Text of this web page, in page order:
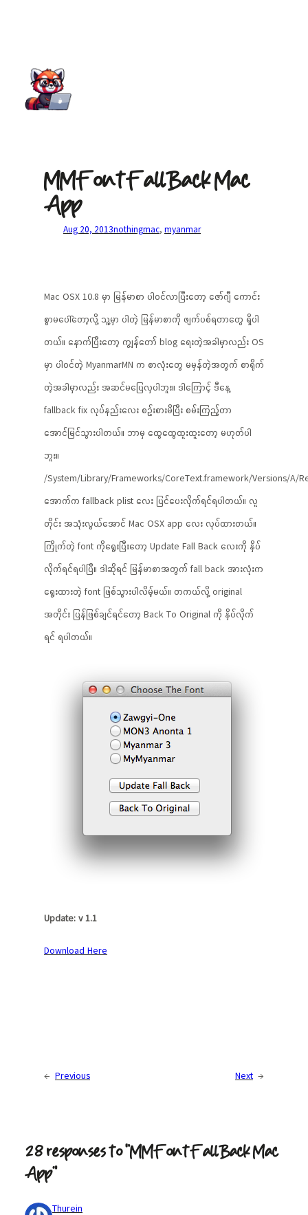
MMFontFallBack Mac
App
Aug 20, 2013nothingmac, myanmar
Mac OSX 10.8 မှာ မြန်မာစာ ပါဝင်လာပြီးတော့ ဇော်ဂျီ ကောင်း
စွာမပေါ်တော့လို့ သူ့မှာ ပါတဲ့ မြန်မာစာကို ဖျက်ပစ်ရတာတွေ ရှိပါ
တယ်။ နောက်ပြီးတော့ ကျွန်တော် blog ရေးတဲ့အခါမှာလည်း OS
မှာ ပါဝင်တဲ့ MyanmarMN က စာလုံးတွေ မမှန်တဲ့အတွက် စာရိုက်
တဲ့အခါမှာလည်း အဆင်မပြေလှပါဘူး။ ဒါကြောင့် ဒီနေ့
fallback fix လုပ်နည်းလေး စဉ်းစားမိပြီး စမ်းကြည့်တာ
အောင်မြင်သွားပါတယ်။ ဘာမှ ထွေထွေထူးထူးတော့ မဟုတ်ပါ
ဘူး။
/System/Library/Frameworks/CoreText.framework/Versions/A/
အောက်က fallback plist လေး ပြင်ပေးလိုက်ရင်ရပါတယ်။ လူ
တိုင်း အသုံးလွယ်အောင် Mac OSX app လေး လုပ်ထားတယ်။
ကြိုက်တဲ့ font ကိုရွေးပြီးတော့ Update Fall Back လေးကို နှိပ်
လိုက်ရင်ရပါပြီ။ ဒါဆိုရင် မြန်မာစာအတွက် fall back အားလုံးက
ရွေးထားတဲ့ font ဖြစ်သွားပါလိမ့်မယ်။ တကယ်လို့ original
အတိုင်း ပြန်ဖြစ်ချင်ရင်တော့ Back To Original ကို နှိပ်လိုက်
ရင် ရပါတယ်။
Update: v 1.1
Download Here
← Previous Next →
28 responses to “MMFontFallBack Mac
App”
Thurein